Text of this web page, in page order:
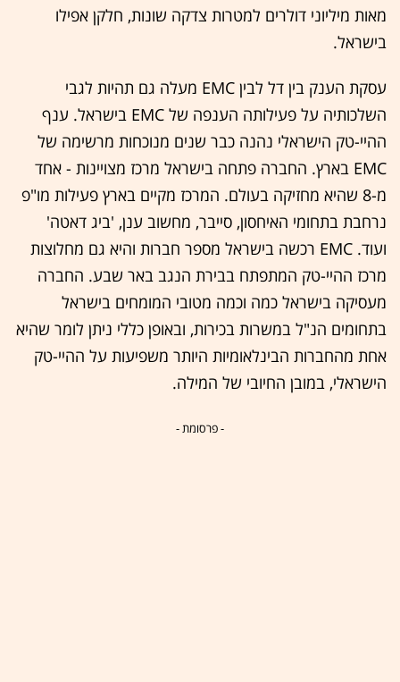
מאות מיליוני דולרים למטרות צדקה שונות, חלקן אפילו
בישראל.
עסקת הענק בין דל לבין EMC מעלה גם תהיות לגבי
השלכותיה על פעילותה הענפה של EMC בישראל. ענף
ההיי-טק הישראלי נהנה כבר שנים מנוכחות מרשימה של
EMC בארץ. החברה פתחה בישראל מרכז מצויינות - אחד
מ-8 שהיא מחזיקה בעולם. המרכז מקיים בארץ פעילות מו"פ
נרחבת בתחומי האיחסון, סייבר, מחשוב ענן, 'ביג דאטה'
ועוד. EMC רכשה בישראל מספר חברות והיא גם מחלוצות
מרכז ההיי-טק המתפתח בבירת הנגב באר שבע. החברה
מעסיקה בישראל כמה וכמה מטובי המומחים בישראל
בתחומים הנ"ל במשרות בכירות, ובאופן כללי ניתן לומר שהיא
אחת מהחברות הבינלאומיות היותר משפיעות על ההיי-טק
הישראלי, במובן החיובי של המילה.
- פרסומת -